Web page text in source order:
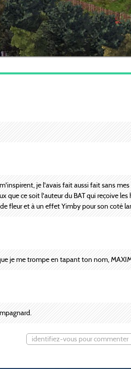
je l'avais fait aussi fait sans
que ce soit l'auteur du BAT qui reçoive
fleur et à un effet Yimby pour son coté
je me trompe en tapant ton nom,
identifiez-vous pour commenter